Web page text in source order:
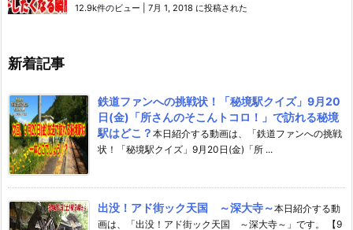
12.9k件のビュー 7月 1, 2018 に投稿された
新着記事
鉄道ファンへの挑戦状！「秘境駅クイズ」9月20
日(金)「所さんのそこんトコロ！」で訪れる秘境
駅はどこ？ 本日紹介する動画は、「鉄道ファンへの挑戦
状！「秘境駅クイズ」9月20日(金)「所 ...
出没！アド街ック天国 ～深大寺～本日紹介する動
画は、「出没！アド街ック天国 ～深大寺～」です。 【9